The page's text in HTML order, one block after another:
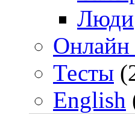
Люди
Онлайн
Тесты
English